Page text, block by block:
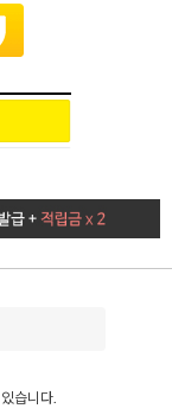
습니다.